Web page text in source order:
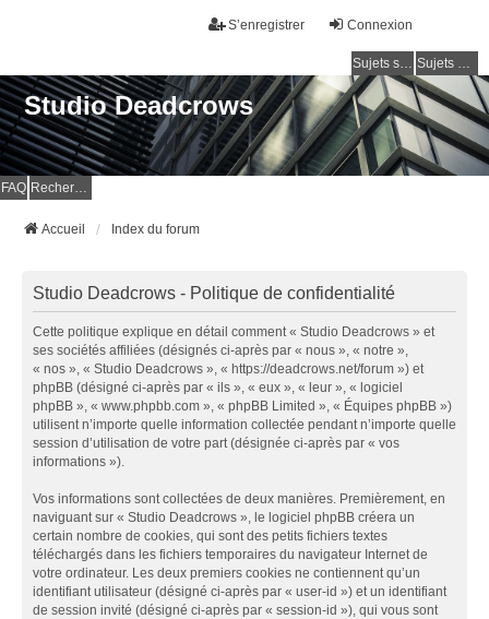
Connexion
S’enregistrer
Sujets sans réponse Sujets actifs
Studio Deadcrows
FAQ Rechercher
Accueil Index du forum
Studio Deadcrows - Politique de confidentialité
Cette politique explique en détail comment « Studio Deadcrows » et
ses sociétés affiliées (désignés ci-après par « nous », « notre »,
« nos », « Studio Deadcrows », « https://deadcrows.net/forum ») et
phpBB (désigné ci-après par « ils », « eux », « leur », « logiciel
phpBB », « www.phpbb.com », « phpBB Limited », « Équipes phpBB »)
utilisent n’importe quelle information collectée pendant n’importe quelle
session d’utilisation de votre part (désignée ci-après par « vos
informations »).
Vos informations sont collectées de deux manières. Premièrement, en
naviguant sur « Studio Deadcrows », le logiciel phpBB créera un
certain nombre de cookies, qui sont des petits fichiers textes
téléchargés dans les fichiers temporaires du navigateur Internet de
votre ordinateur. Les deux premiers cookies ne contiennent qu’un
identifiant utilisateur (désigné ci-après par « user-id ») et un identifiant
de session invité (désigné ci-après par « session-id »), qui vous sont